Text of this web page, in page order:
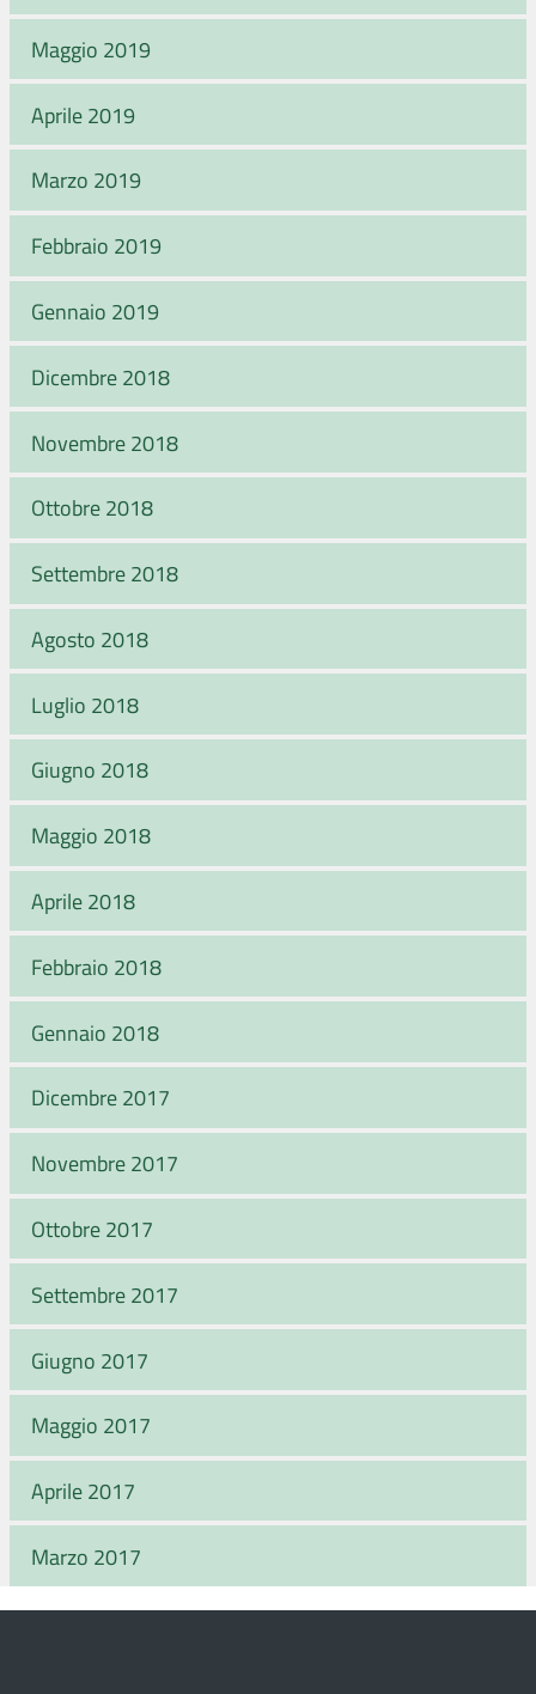
Maggio 2019
Aprile 2019
Marzo 2019
Febbraio 2019
Gennaio 2019
Dicembre 2018
Novembre 2018
Ottobre 2018
Settembre 2018
Agosto 2018
Luglio 2018
Giugno 2018
Maggio 2018
Aprile 2018
Febbraio 2018
Gennaio 2018
Dicembre 2017
Novembre 2017
Ottobre 2017
Settembre 2017
Giugno 2017
Maggio 2017
Aprile 2017
Marzo 2017